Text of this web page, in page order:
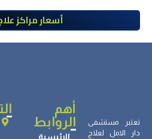
أسعار مراكز
تبلغ التكلفة
تعتبر مستشفى
دار الامل لعلاج
أهم
الروابط
الرئيسية